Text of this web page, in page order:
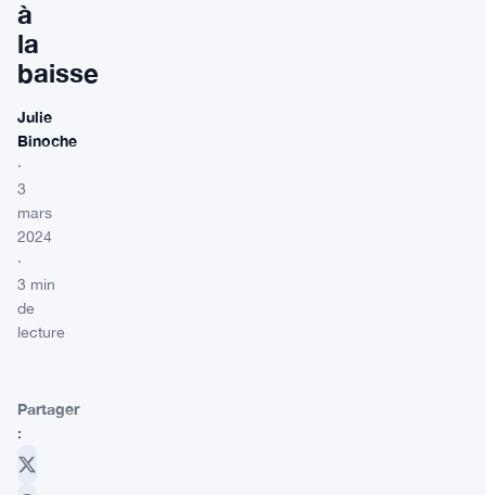
à
la
baisse
Julie
Binoche
·
3
mars
2024
·
3 min
de
lecture
Partager
: